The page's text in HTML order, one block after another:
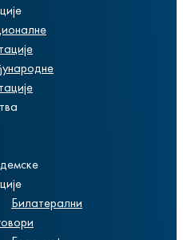
Билатерални